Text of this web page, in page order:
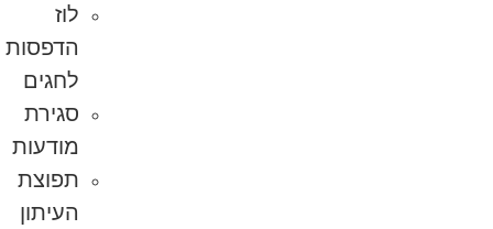
לוז
הדפסות
לחגים
סגירת
מודעות
תפוצת
העיתון